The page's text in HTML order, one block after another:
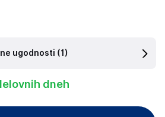
ugodnosti (1)
dneh